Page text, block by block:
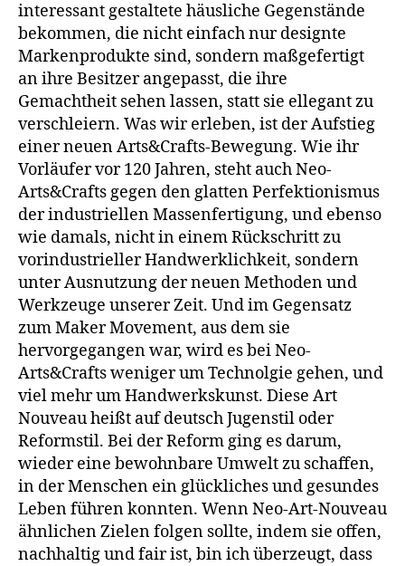
interessant gestaltete häusliche Gegenstände
bekommen, die nicht einfach nur designte
Markenprodukte sind, sondern maßgefertigt
an ihre Besitzer angepasst, die ihre
Gemachtheit sehen lassen, statt sie ellegant zu
verschleiern. Was wir erleben, ist der Aufstieg
einer neuen Arts&Crafts-Bewegung. Wie ihr
Vorläufer vor 120 Jahren, steht auch Neo-
Arts&Crafts gegen den glatten Perfektionismus
der industriellen Massenfertigung, und ebenso
wie damals, nicht in einem Rückschritt zu
vorindustrieller Handwerklichkeit, sondern
unter Ausnutzung der neuen Methoden und
Werkzeuge unserer Zeit. Und im Gegensatz
zum Maker Movement, aus dem sie
hervorgegangen war, wird es bei Neo-
Arts&Crafts weniger um Technolgie gehen, und
viel mehr um Handwerkskunst. Diese Art
Nouveau heißt auf deutsch Jugenstil oder
Reformstil. Bei der Reform ging es darum,
wieder eine bewohnbare Umwelt zu schaffen,
in der Menschen ein glückliches und gesundes
Leben führen konnten. Wenn Neo-Art-Nouveau
ähnlichen Zielen folgen sollte, indem sie offen,
nachhaltig und fair ist, bin ich überzeugt, dass